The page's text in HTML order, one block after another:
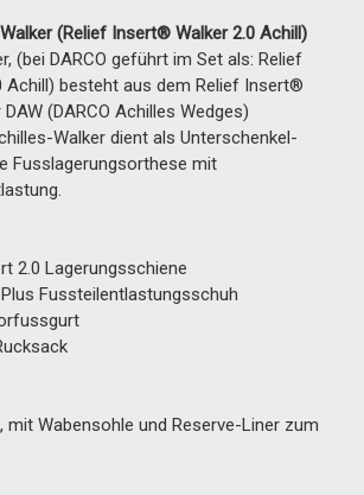
(Relief Insert® Walker 2.0 Achill)
(bei DARCO geführt im Set als: Relief
Achill) besteht aus dem Relief Insert®
(DARCO Achilles Wedges)
Walker dient als Unterschenkel-
Fusslagerungsorthese mit
2.0 Lagerungsschiene
Fussteilentlastungsschuh
mit Wabensohle und Reserve-Liner zum